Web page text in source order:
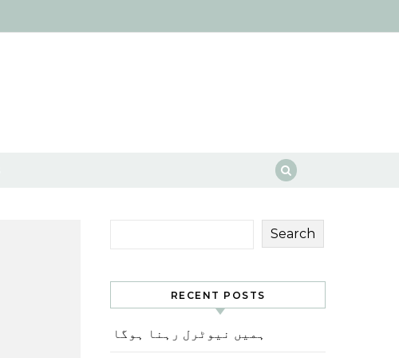
Search
RECENT POSTS
ہمیں نیوٹرل رہنا ہوگا